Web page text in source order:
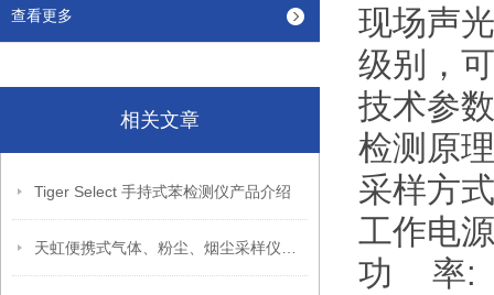
查看更多
相关文章
Tiger Select 手持式苯检测仪产品介绍
现场声
级别，
技术参
检测原
采样方
工作电
功 率: